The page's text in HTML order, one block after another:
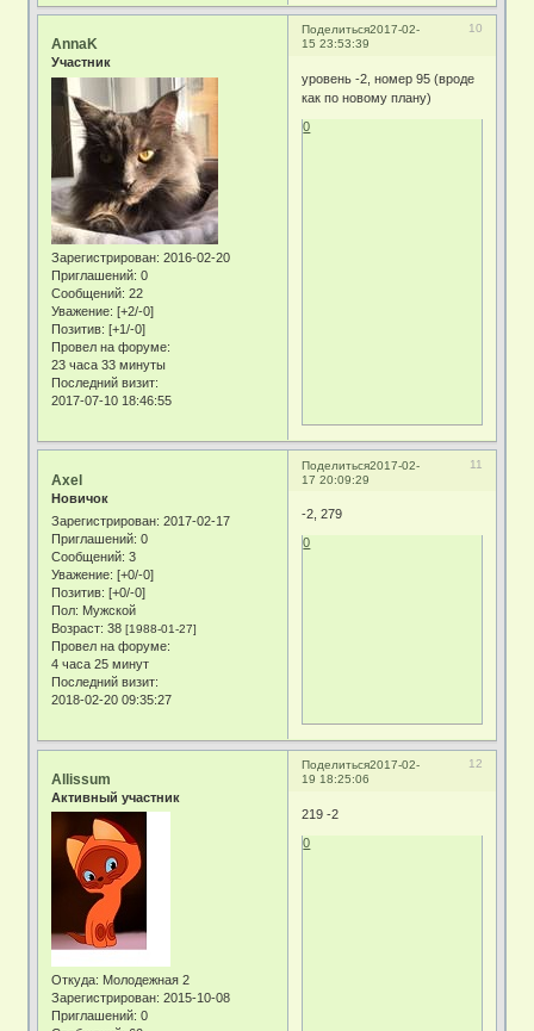
Поделиться 10
2017-02-
15 23:53:39
AnnaK
Участник
Зарегистрирован: 2016-02-20
Приглашений: 0
Сообщений: 22
Уважение: [+2/-0]
Позитив: [+1/-0]
Провел на форуме:
23 часа 33 минуты
Последний визит:
2017-07-10 18:46:55
уровень -2, номер 95 (вроде
как по новому плану)
0
Поделиться 11
2017-02-
17 20:09:29
Axel
Новичок
Зарегистрирован: 2017-02-17
Приглашений: 0
Сообщений: 3
Уважение: [+0/-0]
Позитив: [+0/-0]
Пол: Мужской
Возраст: 38[1988-01-27]
Провел на форуме:
4 часа 25 минут
Последний визит:
2018-02-20 09:35:27
-2, 279
0
Поделиться 12
2017-02-
19 18:25:06
Allissum
Активный участник
Откуда: Молодежная 2
Зарегистрирован: 2015-10-08
Приглашений: 0
219 -2
0